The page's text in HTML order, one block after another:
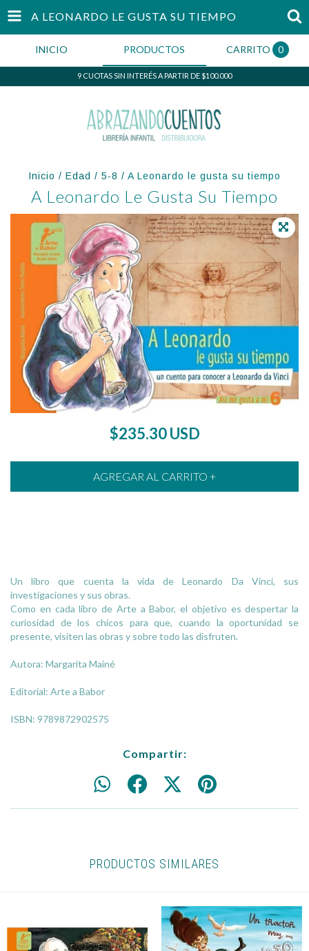
A LEONARDO LE GUSTA SU TIEMPO
INICIO PRODUCTOS CARRITO 0
9 CUOTAS SIN INTERÉS A PARTIR DE $100.000
Inicio / Edad / 5-8 / A Leonardo le gusta su tiempo
A Leonardo Le Gusta Su Tiempo
$235.30 USD
Un libro que cuenta la vida de Leonardo Da Vinci, sus
investigaciones y sus obras.
Como en cada libro de Arte a Babor, el objetivo es despertar la
curiosidad de los chicos para que, cuando la oportunidad se
presente, visiten las obras y sobre todo las disfruten.
Autora: Margarita Mainé
Editorial: Arte a Babor
ISBN: 9789872902575
Compartir:
PRODUCTOS SIMILARES